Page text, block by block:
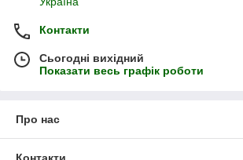
Контакти
Сьогодні вихідний
Показати весь графік роботи
Про нас